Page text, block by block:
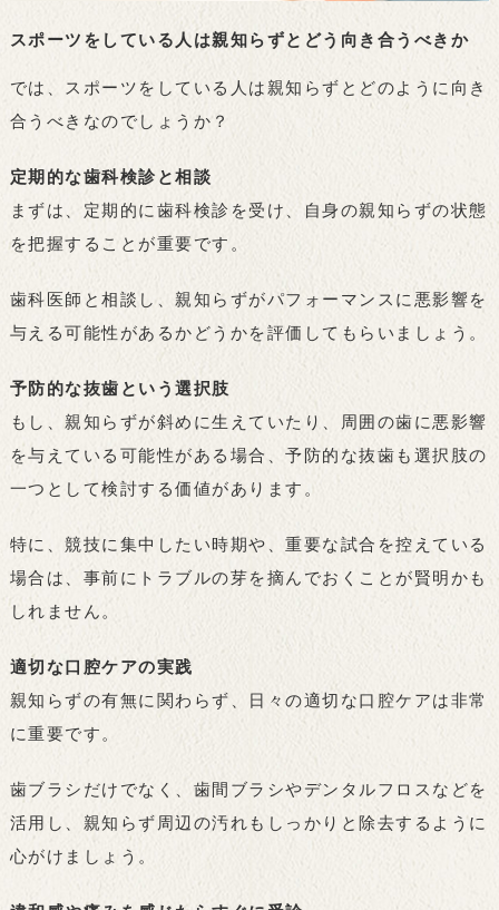
スポーツをしている人は親知らずとどう向き合うべきか
では、スポーツをしている人は親知らずとどのように向き
合うべきなのでしょうか？
定期的な歯科検診と相談
まずは、定期的に歯科検診を受け、自身の親知らずの状態
を把握することが重要です。
歯科医師と相談し、親知らずがパフォーマンスに悪影響を
与える可能性があるかどうかを評価してもらいましょう。
予防的な抜歯という選択肢
もし、親知らずが斜めに生えていたり、周囲の歯に悪影響
を与えている可能性がある場合、予防的な抜歯も選択肢の
一つとして検討する価値があります。
特に、競技に集中したい時期や、重要な試合を控えている
場合は、事前にトラブルの芽を摘んでおくことが賢明かも
しれません。
適切な口腔ケアの実践
親知らずの有無に関わらず、日々の適切な口腔ケアは非常
に重要です。
歯ブラシだけでなく、歯間ブラシやデンタルフロスなどを
活用し、親知らず周辺の汚れもしっかりと除去するように
心がけましょう。